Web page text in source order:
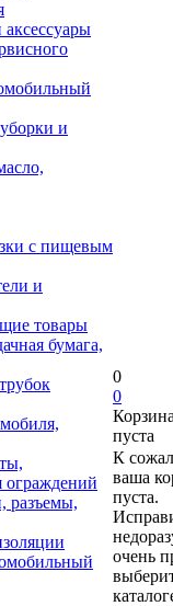
и
с пищевым
и
товары
бумага,
ограждений
разъемы,
0
0
пуста
К
ваша
пуста.
очень